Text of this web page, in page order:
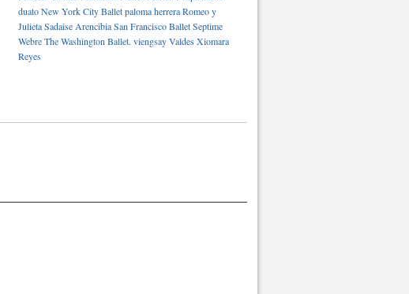
duatoNew York City Balletpaloma herreraRomeo y
JulietaSadaise ArencibiaSan Francisco BalletSeptime
WebreThe Washington Ballet. viengsay ValdesXiomara
Reyes